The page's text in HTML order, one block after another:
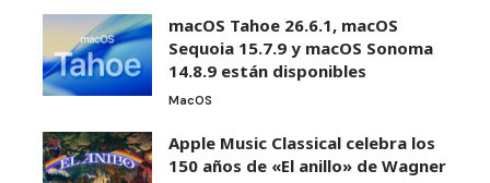
macOS Tahoe 26.6.1, macOS
Sequoia 15.7.9 y macOS Sonoma
14.8.9 están disponibles
MacOS
Apple Music Classical celebra los
150 años de «El anillo» de Wagner